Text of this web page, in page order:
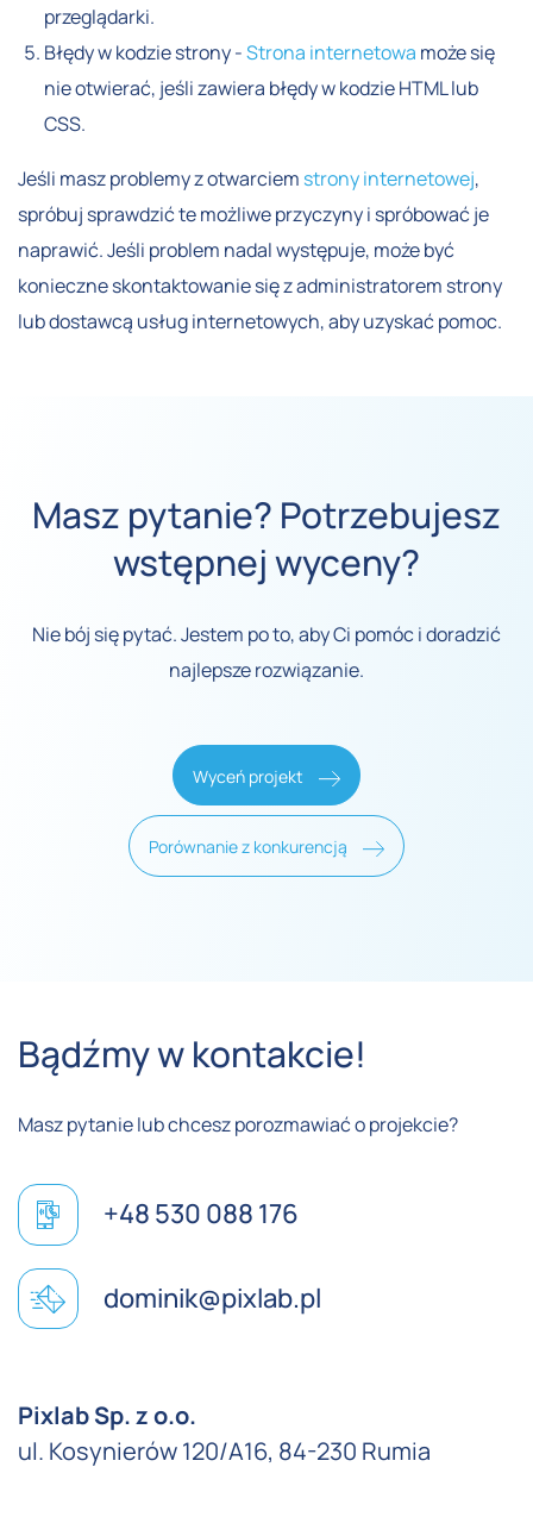
przeglądarki.
Błędy w kodzie strony -Strona internetowa może się
nie otwierać, jeśli zawiera błędy w kodzie HTML lub
CSS.
Jeśli masz problemy z otwarciem strony internetowej,
spróbuj sprawdzić te możliwe przyczyny i spróbować je
naprawić. Jeśli problem nadal występuje, może być
konieczne skontaktowanie się z administratorem strony
lub dostawcą usług internetowych, aby uzyskać pomoc.
Masz pytanie? Potrzebujesz
wstępnej wyceny?
Nie bój się pytać. Jestem po to, aby Ci pomóc i doradzić
najlepsze rozwiązanie.
Wyceń projekt
Porównanie z konkurencją
Bądźmy w kontakcie!
Masz pytanie lub chcesz porozmawiać o projekcie?
+48 530 088 176
dominik@pixlab.pl
Pixlab Sp. z o.o.
ul. Kosynierów 120/A16, 84-230 Rumia